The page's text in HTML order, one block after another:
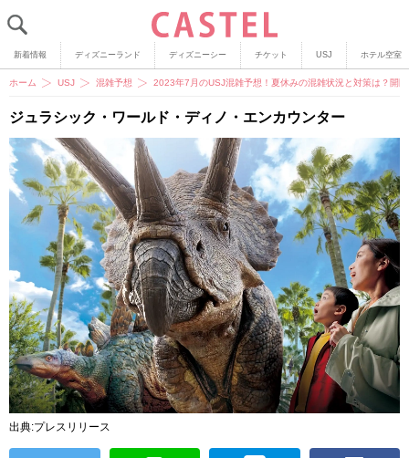
新着情報 ディズニーランド ディズニーシー チケット USJ ホテル空室
ホーム USJ 混雑予想 2023年7月のUSJ混雑予想！夏休みの混雑状況と対策は？開
ジュラシック・ワールド・ディノ・エンカウンター
出典:プレスリリース